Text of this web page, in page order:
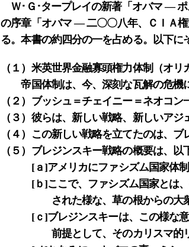
Ｗ･Ｇ･タープレイの新著「オバマ ―
の序章「オバマ ― 二〇〇八年、ＣＩＡ
る。本書の約四分の一を占める。以下に
（１）米英世界金融寡頭権力体制（オ
帝国体制は、今、深刻な瓦解の危機に
（２）ブッシュ＝チェイニー＝ネオコ
（３）彼らは、新しい戦略、新しいアジ
（４）この新しい戦略を立てたのは、ブ
（５）ブレジンスキー戦略の概要は、以
[ａ]アメリカにファシズム国家体制
[ｂ]ここで、ファシズム国家とは、
された様な、草の根からの大衆の
[ｃ]ブレジンスキーは、この様な意
前提として、そのカリスマ的リー